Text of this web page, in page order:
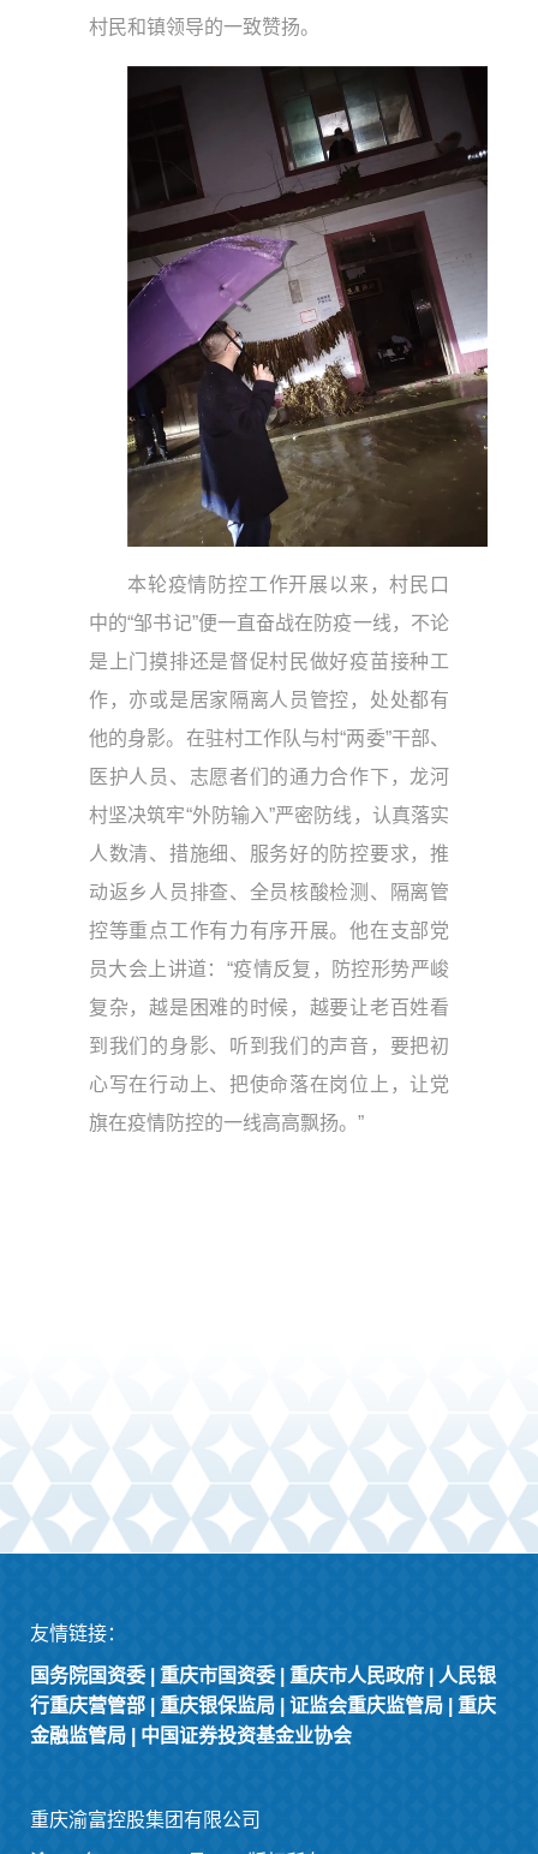
村民和镇领导的一致赞扬。
本轮疫情防控工作开展以来，村民口
中的“邹书记”便一直奋战在防疫一线，不论
是上门摸排还是督促村民做好疫苗接种工
作，亦或是居家隔离人员管控，处处都有
他的身影。在驻村工作队与村“两委”干部、
医护人员、志愿者们的通力合作下，龙河
村坚决筑牢“外防输入”严密防线，认真落实
人数清、措施细、服务好的防控要求，推
动返乡人员排查、全员核酸检测、隔离管
控等重点工作有力有序开展。他在支部党
员大会上讲道：“疫情反复，防控形势严峻
复杂，越是困难的时候，越要让老百姓看
到我们的身影、听到我们的声音，要把初
心写在行动上、把使命落在岗位上，让党
旗在疫情防控的一线高高飘扬。”
友情链接：
国务院国资委| 重庆市国资委| 重庆市人民政府
人民银
行重庆营管部
重庆银保监局 证监会重庆监管局
重庆
金融监管局
中国证券投资基金业协会
重庆渝富控股集团有限公司